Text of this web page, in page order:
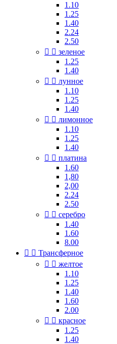
1.10
1.25
1.40
2.24
2.50
  зеленое
1.25
1.40
  лунное
1.10
1.25
1.40
  лимонное
1.10
1.25
1.40
  платина
1.60
1,80
2,00
2.24
2.50
  серебро
1.40
1.60
8.00
  Трансферное
  желтое
1.10
1.25
1.40
1.60
2.00
  красное
1.25
1.40